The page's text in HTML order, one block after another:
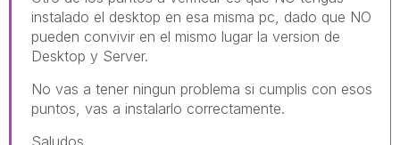
instalado el desktop en esa misma pc, dado que NO
pueden convivir en el mismo lugar la version de
Desktop y Server.
No vas a tener ningun problema si cumplis con esos
puntos, vas a instalarlo correctamente.
Saludos